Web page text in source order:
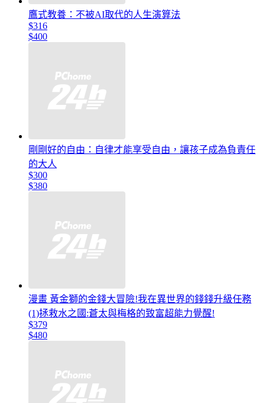
鷹式教養：不被AI取代的人生演算法
$316
$400
剛剛好的自由：自律才能享受自由，讓孩子成為負責任
的大人
$300
$380
漫畫 黃金獅的金錢大冒險!我在異世界的錢錢升級任務
(1)拯救水之國:蒼太與梅格的致富超能力覺醒!
$379
$480